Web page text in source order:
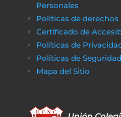
administrativo
obstáculos
De la misma
jugadores
de juego claro y
las transacciones
Personales
Políticas de derechos
Certificado de
Políticas de
Políticas de
Mapa del Sitio